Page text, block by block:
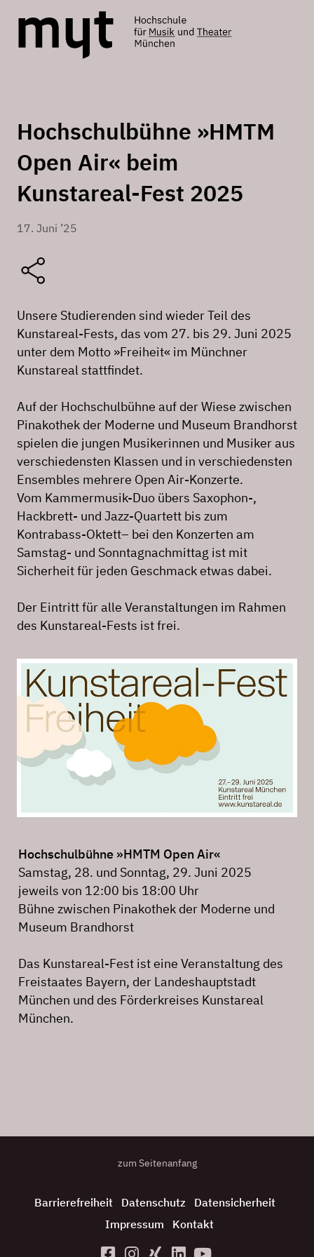
Hochschulbühne »HMTM
Open Air« beim
Kunstareal-Fest 2025
17. Juni ’25
Unsere Studierenden sind wieder Teil des
Kunstareal-Fests, das vom 27. bis 29. Juni 2025
unter dem Motto »Freiheit« im Münchner
Kunstareal stattfindet.
Auf der Hochschulbühne auf der Wiese zwischen
Pinakothek der Moderne und Museum Brandhorst
spielen die jungen Musikerinnen und Musiker aus
verschiedensten Klassen und in verschiedensten
Ensembles mehrere Open Air-Konzerte.
Vom Kammermusik-Duo übers Saxophon-,
Hackbrett- und Jazz-Quartett bis zum
Kontrabass-Oktett– bei den Konzerten am
Samstag- und Sonntagnachmittag ist mit
Sicherheit für jeden Geschmack etwas dabei.
Der Eintritt für alle Veranstaltungen im Rahmen
des Kunstareal-Fests ist frei.
Hochschulbühne »HMTM Open Air«
Samstag, 28. und Sonntag, 29. Juni 2025
jeweils von 12:00 bis 18:00 Uhr
Bühne zwischen Pinakothek der Moderne und
Museum Brandhorst
Das Kunstareal-Fest ist eine Veranstaltung des
Freistaates Bayern, der Landeshauptstadt
München und des Förderkreises Kunstareal
München.
zum Seitenanfang
Barrierefreiheit Datenschutz
Datensicherheit
Impressum
Kontakt